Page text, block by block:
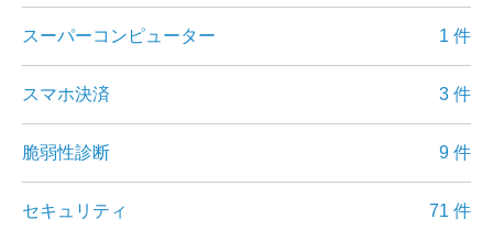
スーパーコンピューター 1 件
スマホ決済 3 件
脆弱性診断 9 件
セキュリティ 71 件